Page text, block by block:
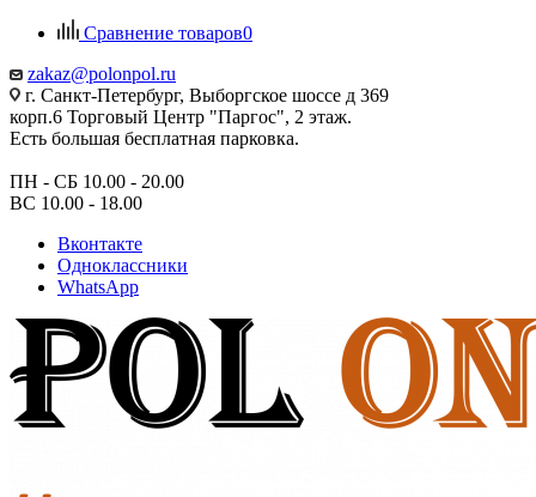
Сравнение товаров0
zakaz@polonpol.ru
г. Санкт-Петербург, Выборгское шоссе д 369
корп.6 Торговый Центр "Паргос", 2 этаж.
Есть большая бесплатная парковка.
ПН - СБ 10.00 - 20.00
ВС 10.00 - 18.00
Вконтакте
Одноклассники
WhatsApp